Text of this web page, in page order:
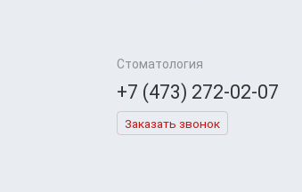
Стоматология
+7 (473) 272-02-07
Заказать звонок